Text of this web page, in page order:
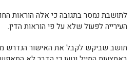
לתושבת נמסר בתגובה כי אלה הוראות
העירייה לפעול שלא על פי הוראות הדין.
תושב שביקש לקבל את האישור הנדרש